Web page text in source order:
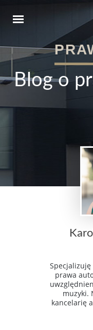
Blog o
prawa
muzyki.
kancelarię